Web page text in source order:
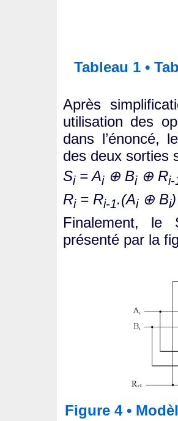
Tableau 1 •
Après
utilisation des
dans l’énoncé,
des deux sorties
Si= Ai⊕ Bi⊕ Ri-
Ri= Ri-1.(Ai⊕ Bi
Finalement,
présenté par la
Figure 4 •